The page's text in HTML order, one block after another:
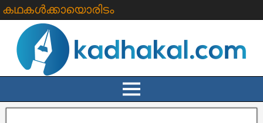
കഥകൾക്കായൊരിടം